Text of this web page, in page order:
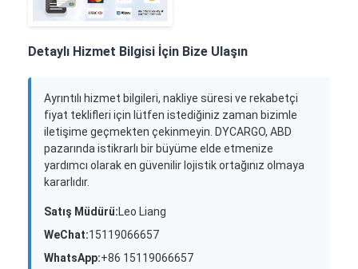
Detaylı Hizmet Bilgisi İçin Bize Ulaşın
Ayrıntılı hizmet bilgileri, nakliye süresi ve rekabetçi
fiyat teklifleri için lütfen istediğiniz zaman bizimle
iletişime geçmekten çekinmeyin. DYCARGO, ABD
pazarında istikrarlı bir büyüme elde etmenize
yardımcı olarak en güvenilir lojistik ortağınız olmaya
kararlıdır.
Satış Müdürü:Leo Liang
WeChat:15119066657
WhatsApp:+86 15119066657